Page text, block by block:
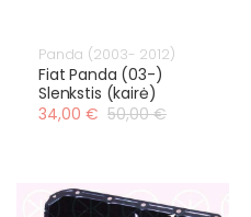
Panda (2003- 2012)
Fiat Panda (03-)
Slenkstis (kairė)
34,00 € 50,00 €